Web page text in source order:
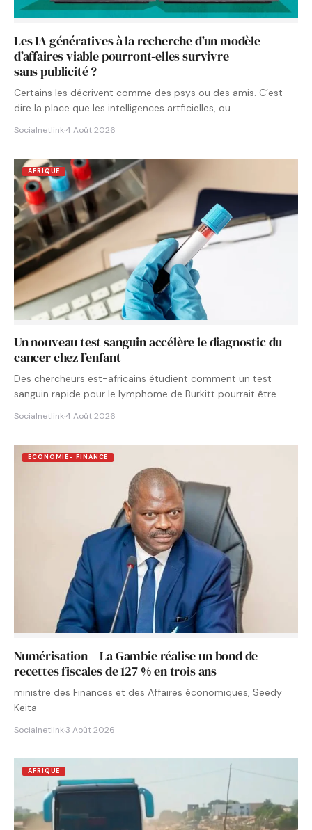
Les IA génératives à la recherche d’un modèle
d’affaires viable pourront‑elles survivre
sans publicité ?
Certains les décrivent comme des psys ou des amis. C’est
dire la place que les intelligences artficielles, ou…
Socialnetlink·4 Août 2026
AFRIQUE
Un nouveau test sanguin accélère le diagnostic du
cancer chez l’enfant
Des chercheurs est-africains étudient comment un test
sanguin rapide pour le lymphome de Burkitt pourrait être
Socialnetlink·4 Août 2026
ECONOMIE- FINANCE
Numérisation – La Gambie réalise un bond de
recettes fiscales de 127 % en trois ans
ministre des Finances et des Affaires économiques, Seedy
Keita
Socialnetlink·3 Août 2026
AFRIQUE